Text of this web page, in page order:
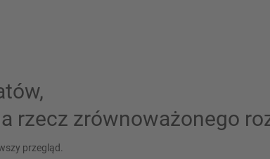
rzecz zrównoważonego
przegląd.